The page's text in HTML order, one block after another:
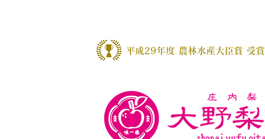
​平成29年度 農林水産大臣賞 受賞